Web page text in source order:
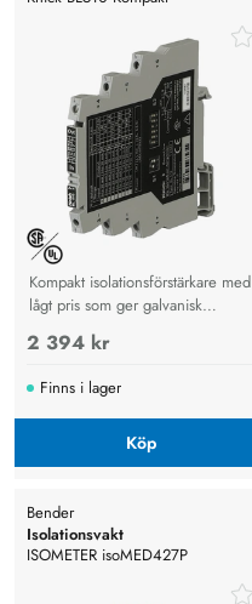
Kompakt isolationsförstärkare med
lågt pris som ger galvanisk
isolation och signalomvandling.
2 394 kr
Finns i lager
Köp
Bender
Isolationsvakt
ISOMETER isoMED427P